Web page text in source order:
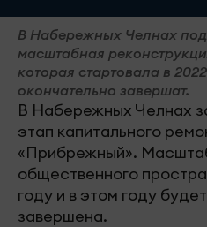
В Набережных Челнах
масштабная
которая стартовала в
окончательно завершат.
В Набережных Челнах
этап капитального
«Прибрежный».
общественного
году и в этом году
завершена.